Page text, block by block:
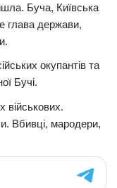
Буча, Київська
глава держави,
окупантів та
Бучі.
військових.
Вбивці, мародери,